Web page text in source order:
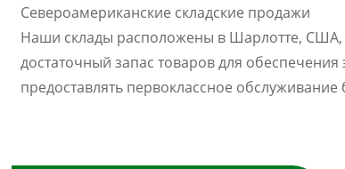
Североамериканские складские продажи
Наши склады расположены в Шарлотте,
достаточный запас товаров для
предоставлять первоклассное